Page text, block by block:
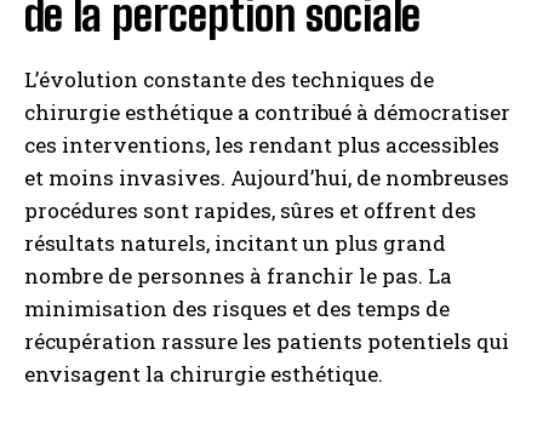
de la perception sociale
L’évolution constante des techniques de
chirurgie esthétique a contribué à démocratiser
ces interventions, les rendant plus accessibles
et moins invasives. Aujourd’hui, de nombreuses
procédures sont rapides, sûres et offrent des
résultats naturels, incitant un plus grand
nombre de personnes à franchir le pas. La
minimisation des risques et des temps de
récupération rassure les patients potentiels qui
envisagent la chirurgie esthétique.